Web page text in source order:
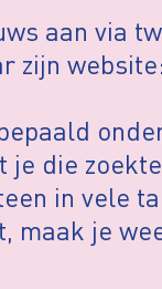
aan via
zijn
je die
in vele
maak je